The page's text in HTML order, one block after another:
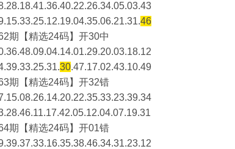
46
期【精选24码】开30中
30.47.17.02.43.10.49
期【精选24码】开32错
期【精选24码】开01错